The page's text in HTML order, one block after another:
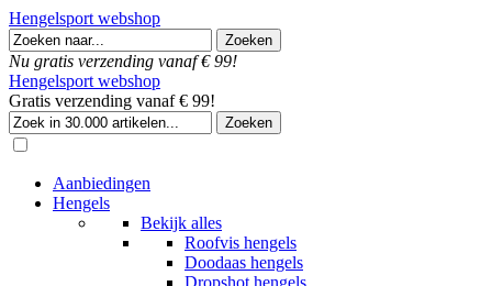
Hengelsport webshop
Nu gratis verzending vanaf € 99!
Hengelsport webshop
Gratis verzending vanaf € 99!
Aanbiedingen
Hengels
Bekijk alles
Roofvis hengels
Doodaas hengels
Dropshot hengels